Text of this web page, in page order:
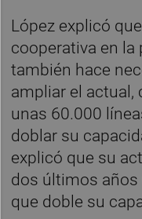
López explicó
cooperativa en la
también hace
ampliar el actual,
unas 60.000
doblar su
explicó que su
dos últimos años
que doble su